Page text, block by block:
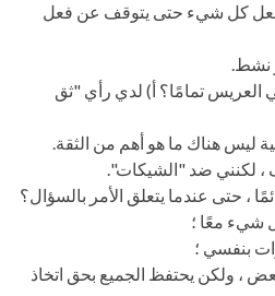
كل شيء حتى يتوقف عن فعل
نشط.
العريس تمامًا؟ أ) لدي رأي "ثق
ليس هناك ما هو أهم من الثقة.
، لكنني ضد "الشيكات".
، حتى عندما يتعلق الأمر بالسؤال؟
شيء معًا ؛
بنفسي ؛
، ولكن يحتفظ الجميع بحق اتخاذ